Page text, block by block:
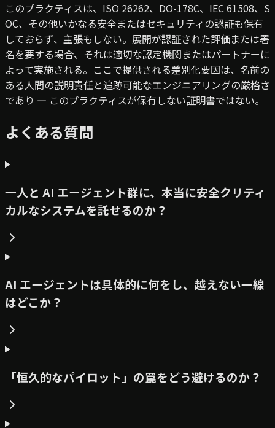
このプラクティスは、ISO 26262、DO-178C、IEC 61508、S
OC、その他いかなる安全またはセキュリティの認証も保有
しておらず、主張もしない。展開が認証された評価または署
名を要する場合、それは適切な認定機関またはパートナーに
よって実施される。ここで提供される差別化要因は、名前の
ある人間の説明責任と追跡可能なエンジニアリングの厳格さ
であり — このプラクティスが保有しない証明書ではない。
よくある質問
一人と AI エージェント群に、本当に安全クリティ
カルなシステムを託せるのか？
AI エージェントは具体的に何をし、越えない一線
はどこか？
「恒久的なパイロット」の罠をどう避けるのか？